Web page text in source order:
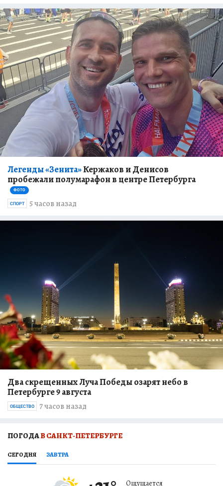
Легенды «Зенита»Кержаков и Денисов
пробежали полумарафон в центре Петербурга
ФОТО
5 часов назад
СПОРТ
Два скрещенных Луча Победы озарят небо в
Петербурге 9 августа
7 часов назад
ОБЩЕСТВО
ПОГОДАВ САНКТ-ПЕТЕРБУРГЕ
СЕГОДНЯ ЗАВТРА
Ощущается